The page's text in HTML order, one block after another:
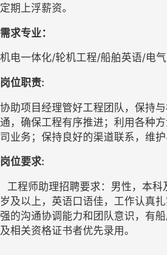
定期上浮薪资。
需求专业：
机电一体化/轮机工程/船舶英语/电
岗位职责:
协助项目经理管好工程团队，保持
通，确保工程有序推进；利用各种
司业务；保持良好的渠道联系，维护
岗位要求:
工程师助理招聘要求：男性，本科
岁及以上，英语口语佳，工作认真
强的沟通协调能力和团队意识，有
及相关资格证书者优先录用。